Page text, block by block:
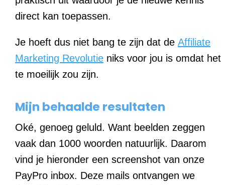
direct kan toepassen.
Je hoeft dus niet bang te zijn dat de Affiliate
Marketing Revolutie niks voor jou is omdat het
te moeilijk zou zijn.
Mijn behaalde resultaten
Oké, genoeg geluld. Want beelden zeggen
vaak dan 1000 woorden natuurlijk. Daarom
vind je hieronder een screenshot van onze
PayPro inbox. Deze mails ontvangen we